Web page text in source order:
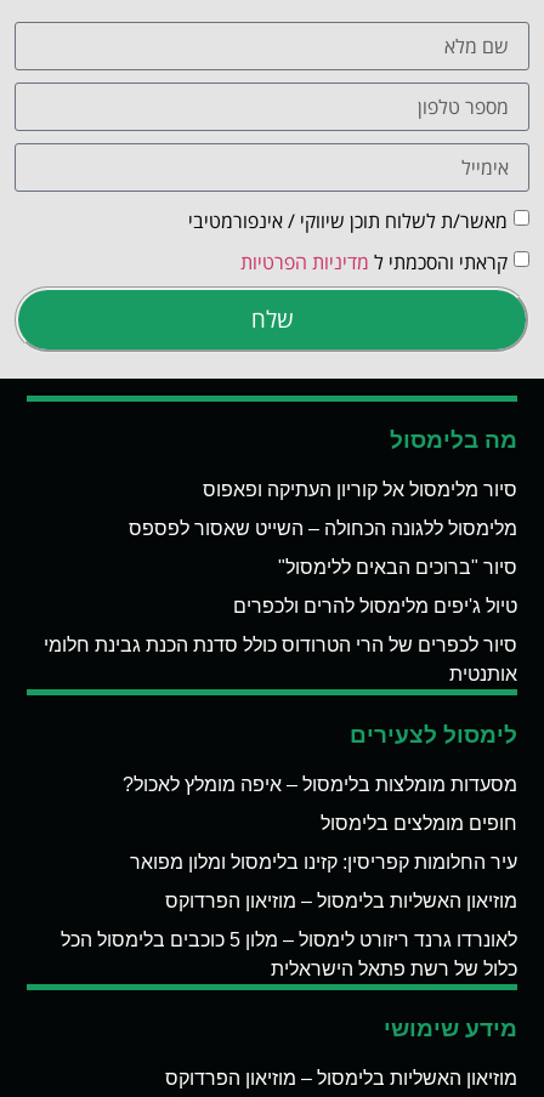
מאשר/ת לשלוח תוכן שיווקי / אינפורמטיבי
קראתי והסכמתי ל מדיניות הפרטיות
שלח
מה בלימסול
סיור מלימסול אל קוריון העתיקה ופאפוס
מלימסול ללגונה הכחולה – השייט שאסור לפספס
סיור "ברוכים הבאים ללימסול"
טיול ג'יפים מלימסול להרים ולכפרים
סיור לכפרים של הרי הטרודוס כולל סדנת הכנת גבינת חלומי
אותנטית
לימסול לצעירים
מסעדות מומלצות בלימסול – איפה מומלץ לאכול?
חופים מומלצים בלימסול
עיר החלומות קפריסין: קזינו בלימסול ומלון מפואר
מוזיאון האשליות בלימסול – מוזיאון הפרדוקס
לאונרדו גרנד ריזורט לימסול – מלון 5 כוכבים בלימסול הכל
כלול של רשת פתאל הישראלית
מידע שימושי
מוזיאון האשליות בלימסול – מוזיאון הפרדוקס